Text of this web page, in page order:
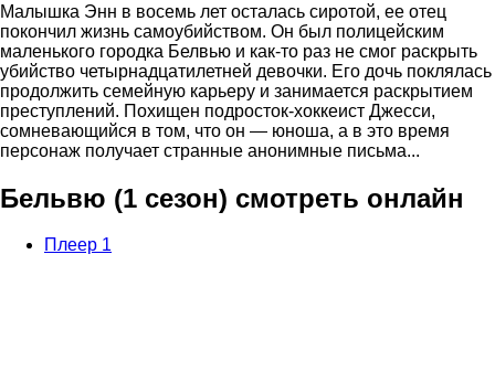
Малышка Энн в восемь лет осталась сиротой, ее отец
покончил жизнь самоубийством. Он был полицейским
маленького городка Белвью и как-то раз не смог раскрыть
убийство четырнадцатилетней девочки. Его дочь поклялась
продолжить семейную карьеру и занимается раскрытием
преступлений. Похищен подросток-хоккеист Джесси,
сомневающийся в том, что он — юноша, а в это время
персонаж получает странные анонимные письма...
Бельвю (1 сезон) смотреть онлайн
Плеер 1